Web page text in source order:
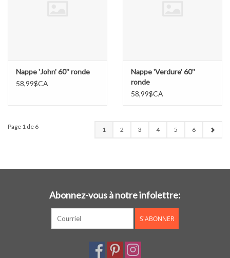
Nappe 'John' 60'' ronde
58,99$CA
Nappe 'Verdure' 60''
ronde
58,99$CA
Page 1 de 6 1 2 3 4 5 6
Abonnez-vous à notre infolettre:
S'ABONNER